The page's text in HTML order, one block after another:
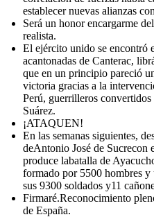
establecer nuevas alianzas
Será un honor encargarme
realista.
El ejército unido se encontró
acantonadas de Canterac,
que en un principio pareció
victoria gracias a la
Perú, guerrilleros
Suárez.
¡ATAQUEN!
En las semanas siguientes,
deAntonio José de Sucrecon
produce labatalla de
formado por 5500 hombres
sus 9300 soldados y11
Firmaré.Reconocimiento
de España.